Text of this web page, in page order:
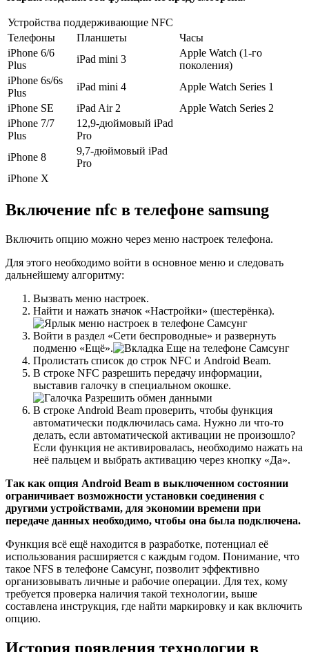
Устройства поддерживающие NFC
Телефоны
Планшеты
Часы
iPhone 6/6
Plus
iPad mini 3
Apple Watch (1-го
поколения)
iPhone 6s/6s
Plus
iPad mini 4
Apple Watch Series 1
iPhone SE
iPad Air 2
Apple Watch Series 2
iPhone 7/7
Plus
12,9-дюймовый iPad
Pro
iPhone 8
9,7-дюймовый iPad
Pro
iPhone X
Включение nfc в телефоне samsung
Включить опцию можно через меню настроек телефона.
Для этого необходимо войти в основное меню и следовать
дальнейшему алгоритму:
Вызвать меню настроек.
Найти и нажать значок «Настройки» (шестерёнка).
Войти в раздел «Сети беспроводные» и развернуть
подменю «Ещё».
Пролистать список до строк NFC и Android Beam.
В строке NFC разрешить передачу информации,
выставив галочку в специальном окошке.
В строке Android Beam проверить, чтобы функция
автоматически подключилась сама. Нужно ли что-то
делать, если автоматической активации не произошло?
Если функция не активировалась, необходимо нажать на
неё пальцем и выбрать активацию через кнопку «Да».
Так как опция Android Beam в выключенном состоянии
ограничивает возможности установки соединения с
другими устройствами, для экономии времени при
передаче данных необходимо, чтобы она была подключена.
Функция всё ещё находится в разработке, потенциал её
использования расширяется с каждым годом. Понимание, что
такое NFS в телефоне Самсунг, позволит эффективно
организовывать личные и рабочие операции. Для тех, кому
требуется проверка наличия такой технологии, выше
составлена инструкция, где найти маркировку и как включить
опцию.
История появления технологии в